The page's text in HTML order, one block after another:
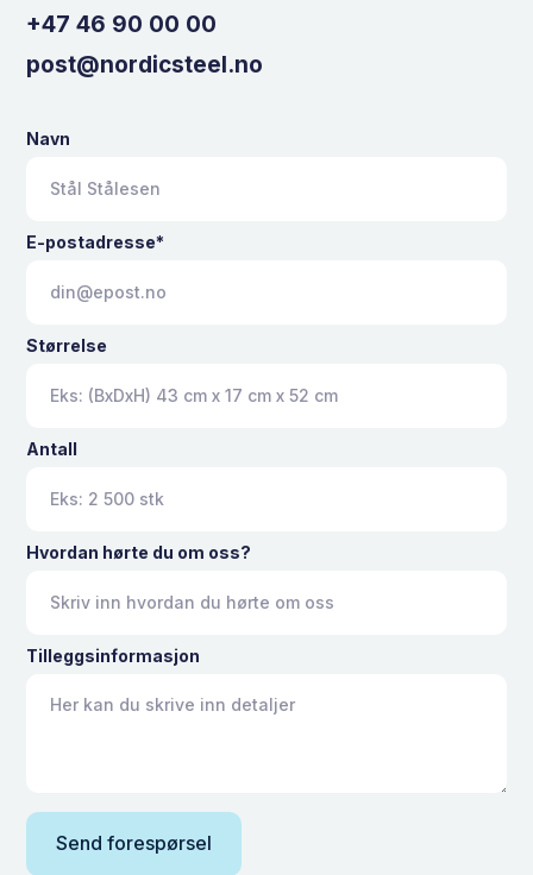
+47 46 90 00 00
post@nordicsteel.no
Navn
E-postadresse*
Størrelse
Antall
Hvordan hørte du om oss?
Tilleggsinformasjon